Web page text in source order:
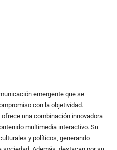
emergente que se
con la objetividad.
ofrece una combinación innovadora
multimedia interactivo. Su
y políticos, generando